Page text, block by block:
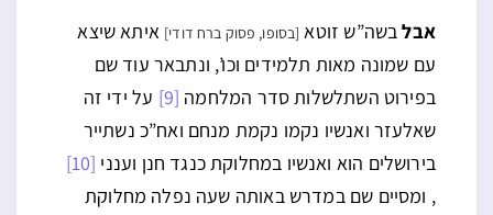
אבלבשה”ש זוטא [בסופו, פסוק ברח דודי] איתא שיצא
עם שמונה מאות תלמידים וכו’, ונתבאר עוד שם
בפירוט השתלשלות סדר המלחמה [9]
על ידי זה
שאלעזר ואנשיו נקמו נקמת מנחם ואח”כ נשתייר
בירושלים הוא ואנשיו במחלוקת כנגד חנן וענני [10]
, ומסיים שם במדרש באותה שעה נפלה מחלוקת